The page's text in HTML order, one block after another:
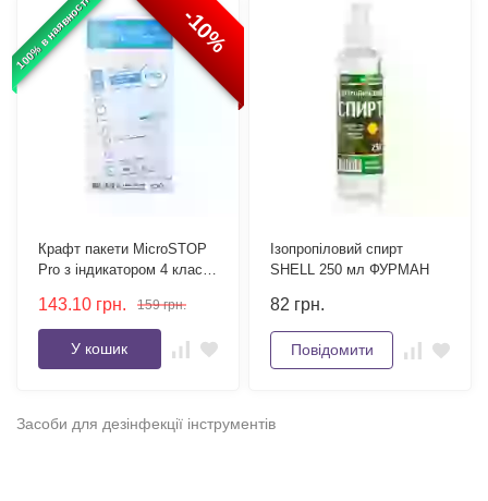
100% в наявності -10%
Крафт пакети MicroSTOP
Pro з індикатором 4 класу
143.10 грн. 159 грн.
У кошик
Ізопропіловий спирт
SHELL 250 мл ФУРМАН
82 грн.
Повідомити
Засоби для дезінфекції інструментів